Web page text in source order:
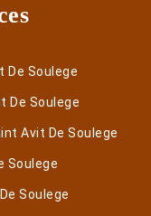
De Soulege
De Soulege
Avit De Soulege
Soulege
Soulege